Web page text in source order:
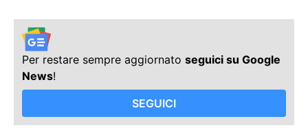
Per restare sempre aggiornato seguici su Google
News!
SEGUICI